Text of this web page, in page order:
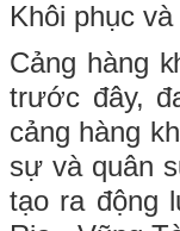
Khôi phục
Cảng hàng
trước đây,
cảng hàng
sự và quân
tạo ra động